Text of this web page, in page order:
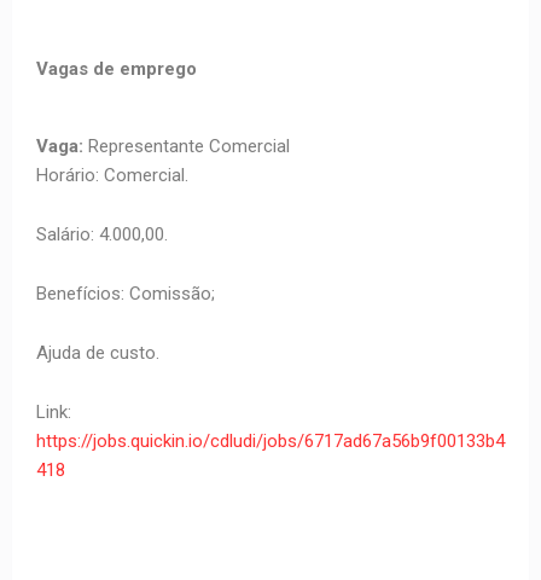
Vagas de emprego
Vaga: Representante Comercial
Horário: Comercial.
Salário: 4.000,00.
Benefícios: Comissão;
Ajuda de custo.
Link:
https://jobs.quickin.io/cdludi/jobs/6717ad67a56b9f00133b4
418